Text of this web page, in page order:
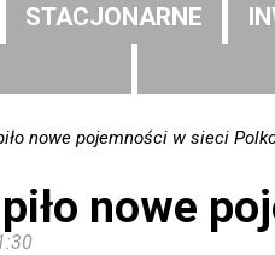
STACJONARNE
nowe pojemności w sieci
nowe